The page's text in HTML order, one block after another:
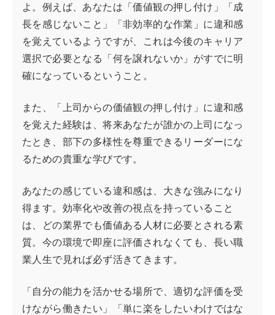
よ。例えば、あなたは「価値観の押し付け」「成
長を感じないこと」「非効率的な作業」に違和感
を覚えているようですが、これは今後のキャリア
選択で必要となる「何を譲れないか」がすでに明
確になっているということ。
また、「上司からの価値観の押し付け」に違和感
を覚えた経験は、将来あなたが誰かの上司になっ
たとき、部下の多様性を尊重できるリーダーにな
るための貴重な学びです。
あなたの感じている違和感は、大きな強みになり
得ます。効率化や改善の視点を持っていること
は、どの業界でも価値ある人材に必要とされる素
質。今の環境で即座に評価されなくても、長い職
業人生で見れば必ず活きてきます。
「自分の能力を活かせる場所で、適切な評価を受
けながら働きたい」「単に楽をしたいわけではな